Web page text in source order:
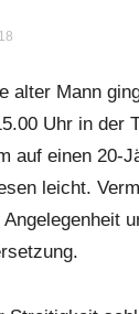
alter Mann
Uhr in der
auf einen 20-
leicht.
Angelegenheit